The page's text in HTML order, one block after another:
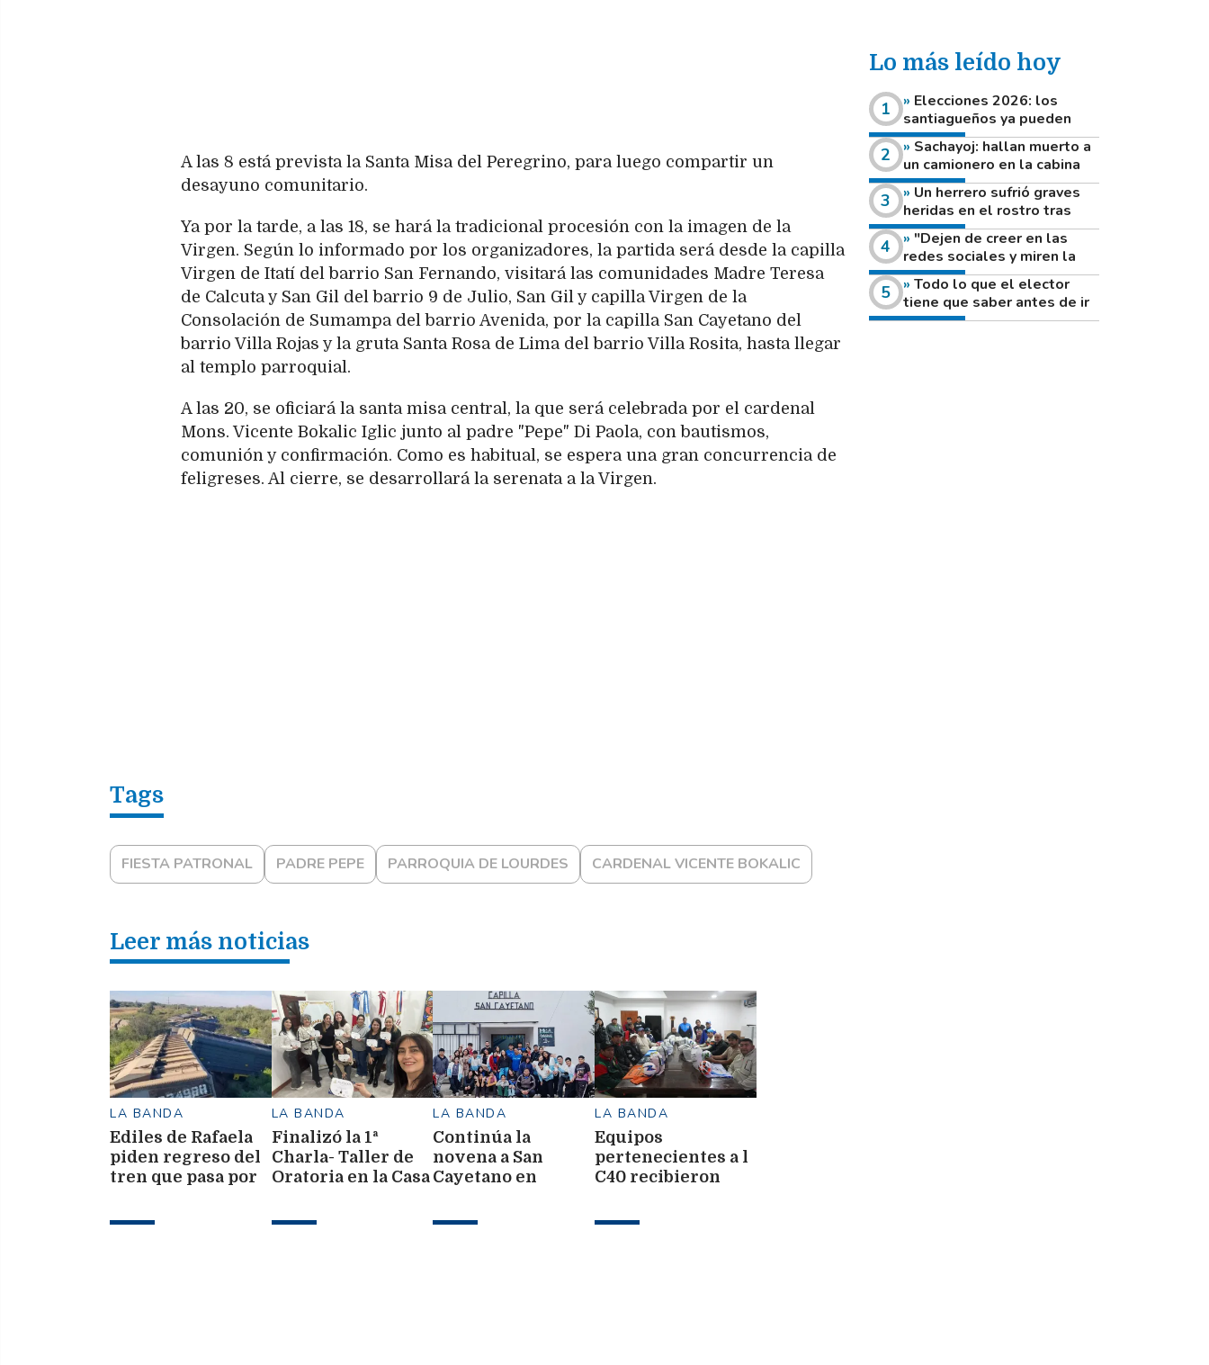
A las 8 está prevista la Santa Misa del Peregrino, para luego compartir un
desayuno comunitario.
Ya por la tarde, a las 18, se hará la tradicional procesión con la imagen de la
Virgen. Según lo informado por los organizadores, la partida será desde la capilla
Virgen de Itatí del barrio San Fernando, visitará las comunidades Madre Teresa
de Calcuta y San Gil del barrio 9 de Julio, San Gil y capilla Virgen de la
Consolación de Sumampa del barrio Avenida, por la capilla San Cayetano del
barrio Villa Rojas y la gruta Santa Rosa de Lima del barrio Villa Rosita, hasta llegar
al templo parroquial.
A las 20, se oficiará la santa misa central, la que será celebrada por el cardenal
Mons. Vicente Bokalic Iglic junto al padre "Pepe" Di Paola, con bautismos,
comunión y confirmación. Como es habitual, se espera una gran concurrencia de
feligreses. Al cierre, se desarrollará la serenata a la Virgen.
FIESTA PATRONAL PADRE PEPE PARROQUIA DE LOURDES CARDENAL VICENTE BOKALIC
Leer más noticias
LA BANDA
Ediles de Rafaela
piden regreso del
tren que pasa por
LA BANDA
Finalizó la 1ª
Charla- Taller de
Oratoria en la Casa
LA BANDA
Continúa la
novena a San
Cayetano en
LA BANDA
Equipos
pertenecientes a l
C40 recibieron
pelotas
Lo más leído hoy
Elecciones 2026: los
santiagueños ya pueden
consultar dónde votan este
domingo
Sachayoj: hallan muerto a
un camionero en la cabina
de su vehículo a la vera de
un camino rural
Un herrero sufrió graves
heridas en el rostro tras
reventar el disco de una
amoladora
"Dejen de creer en las
redes sociales y miren la
heladera de sus casas": el
fuerte mensaje de una joven
que votó por primera vez
Todo lo que el elector
tiene que saber antes de ir
a votar este domingo